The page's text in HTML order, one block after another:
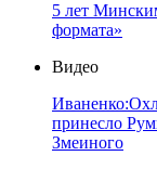
5 лет
формата»
Видео
принесло
Змеиного